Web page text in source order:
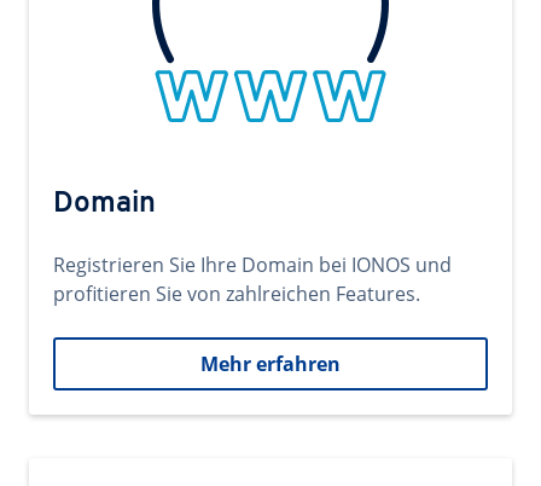
Domain
Registrieren Sie Ihre Domain bei IONOS und
profitieren Sie von zahlreichen Features.
Mehr erfahren